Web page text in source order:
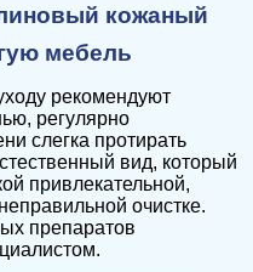
кожаный
мебель
рекомендуют
регулярно
слегка протирать
вид, который
привлекательной,
очистке.
препаратов